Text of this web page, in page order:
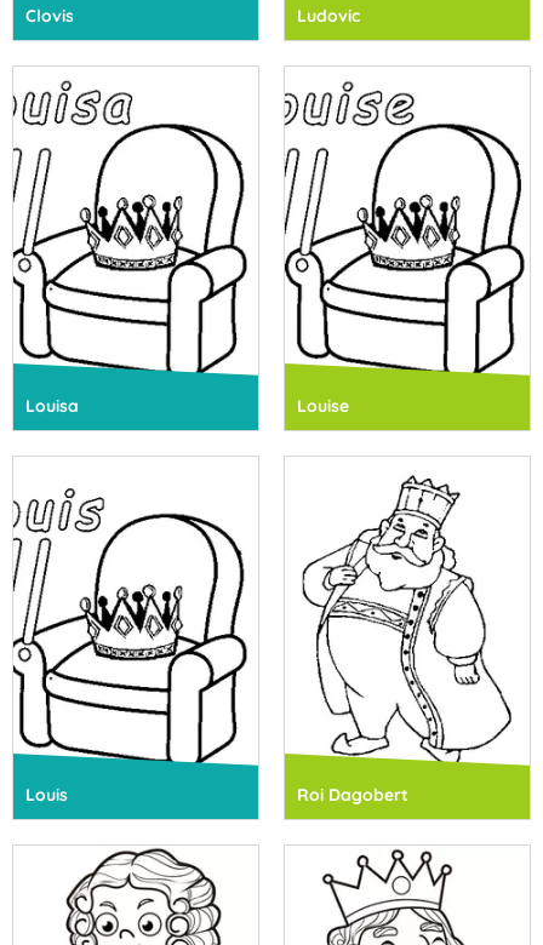
Clovis Ludovic
Louisa Louise
Louis Roi Dagobert